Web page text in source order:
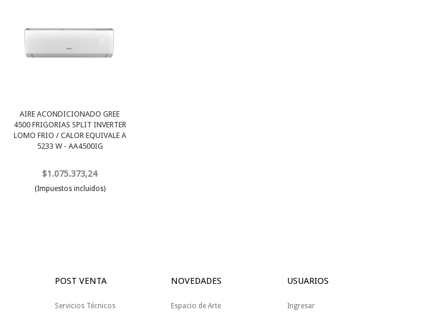
AIRE ACONDICIONADO GREE
4500 FRIGORIAS SPLIT INVERTER
LOMO FRIO / CALOR EQUIVALE A
5233 W - AA4500IG
$1.075.373,24
(Impuestos incluidos)
POST VENTA
Servicios Técnicos
NOVEDADES
Espacio de Arte
USUARIOS
Ingresar